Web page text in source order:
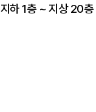
지하 1층 ~ 지상 20층